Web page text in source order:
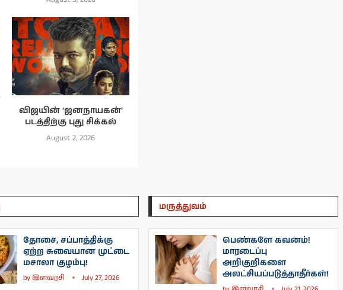
விஜயின் ‘ஜனநாயகன்’
படத்திற்கு புது சிக்கல்
August 2, 2026
தோசை, சப்பாத்திக்கு
ஏற்ற சுவையான முட்டை
மசாலா குழம்பு!
byஇளவரசி July 27, 2026
மருத்துவம்
பெண்களே கவனம்!
மாரடைப்பு
அறிகுறிகளை
அலட்சியப்படுத்தாதீர்கள்!